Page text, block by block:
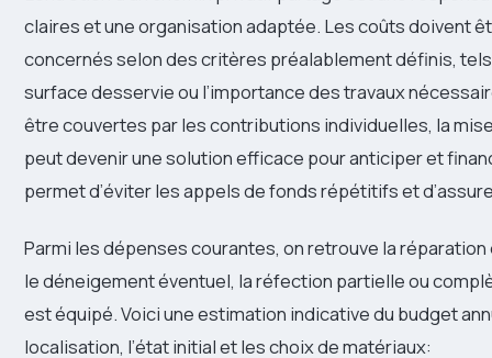
claires et une organisation adaptée. Les coûts doivent
concernés selon des critères préalablement définis,
surface desservie ou l’importance des travaux
être couvertes par les contributions individuelles, la
peut devenir une solution efficace pour anticiper et
permet d’éviter les appels de fonds répétitifs et
Parmi les dépenses courantes, on retrouve la
le déneigement éventuel, la réfection partielle ou
est équipé. Voici une estimation indicative du budget
localisation, l’état initial et les choix de matériaux: